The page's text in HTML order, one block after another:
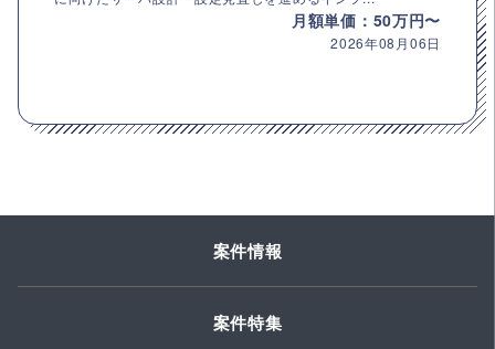
月額単価：50万円〜
2026年08月06日
案件情報
案件特集